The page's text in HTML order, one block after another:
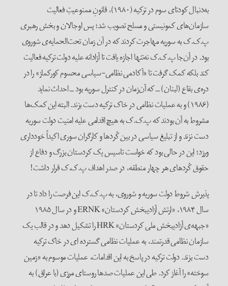
به‌دنبال کودتای سوم در ترکیه (۱۹۸۰)، قانونِ ممنوعیتِ فعالیت
سازمان‌های کمونیستی و مسلح تصویب شد؛ پس اوجالان و بخش رهبری
پ.ک.ک به سوریه مهاجرت کردند که در آن زمان تحت‌الحمایه‌ی شوروی
بود. در آن‌جا پ.ک.ک نه‌تنها اجازه‌ یافت تا آزادانه علیه دولت ترکیه فعالیت
کند بلکه کمک گرفت تا «آکادمی نظامی-سیاسی محسوم کورکماز» را در
دره‌ی بقاع (لبنان) ــ که آن‌زمان در کنترل سوریه بود ــ احداث نماید
(۱۹۸۶) و به عملیات نظامی در خاک ترکیه دست بزند. البته این کمک‌ها
مشروط به آن بودند که پ.ک.ک به هیچ‌ اقدامی علیه امنیت دولت سوریه
دست نزند و از تبلیغ سیاسی در بین کُردها و کارگران سوری اکیداً خودداری
ورزد؛ این در حالی بود که خواست تاسیس یک کردستان بزرگ و دفاع از
حقوق کُردهای هر چهار منطقه، در صدر اهداف پ.ک.ک قرار داشت!
پذیرش شروط دولت سوریه و شوروی، به پ.ک.ک این فرصت را داد تا در
سال ۱۹۸۴، «ارتش آزادیبخش کردستان» ERNK و در سال ۱۹۸۵
«جبهه‌ی آزادیبخش ملی کردستان» HRK را تشکیل دهد و در قالب یک
سازمان نظامی قدرتمند، به عملیات نظامی گسترده ای در خاک ترکیه
دست بزند. دولت ترکیه در پاسخ به این اقدامات، عملیات موسوم به «زمین
سوخته» را آغاز کرد. طی این عملیات صدها روستای مرزی (با عراق) به